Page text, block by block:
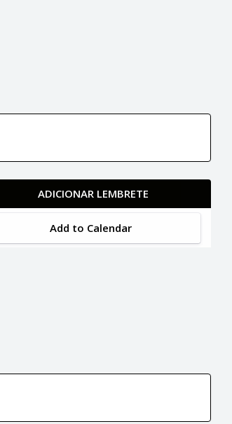
ADICIONAR LEMBRETE
Add to Calendar